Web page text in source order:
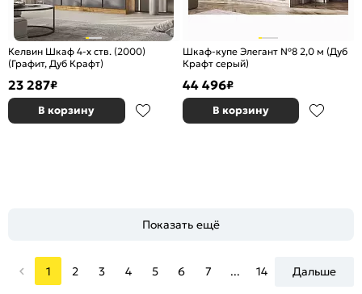
Келвин Шкаф 4-х ств. (2000)
(Графит, Дуб Крафт)
23 287₽
В корзину
Шкаф-купе Элегант №8 2,0 м (Дуб
Крафт серый)
44 496₽
В корзину
Показать ещё
1 2 3 4 5 6 7 ... 14 Дальше